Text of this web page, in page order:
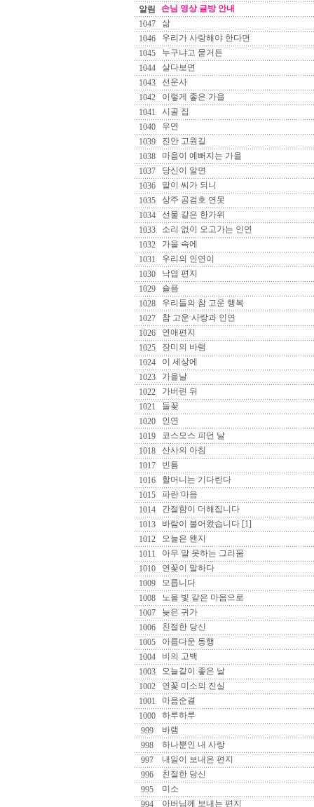
알림
손님 영상 글방 안내
1047
삶
1046
우리가 사랑해야 한다면
1045
누구냐고 묻거든
1044
살다보면
1043
선운사
1042
이렇게 좋은 가을
1041
시골 집
1040
우연
1039
진안 고원길
1038
마음이 예뻐지는 가을
1037
당신이 알면
1036
말이 씨가 되니
1035
상주 공검호 연못
1034
선물 같은 한가위
1033
소리 없이 오고가는 인연
1032
가을 속에
1031
우리의 인연이
1030
낙엽 편지
1029
슬픔
1028
우리들의 참 고운 행복
1027
참 고운 사랑과 인연
1026
연애편지
1025
장미의 바램
1024
이 세상에
1023
가을날
1022
가버린 뒤
1021
들꽃
1020
인연
1019
코스모스 피던 날
1018
산사의 아침
1017
빈틈
1016
할머니는 기다린다
1015
파란 마음
1014
간절함이 더해집니다
1013
바람이 불어왔습니다 [1]
1012
오늘은 왠지
1011
아무 말 못하는 그리움
1010
연꽃이 말하다
1009
모릅니다
1008
노을 빛 같은 마음으로
1007
늦은 귀가
1006
친절한 당신
1005
아름다운 동행
1004
비의 고백
1003
오늘같이 좋은 날
1002
연꽃 미소의 진실
1001
마음순결
1000
하루하루
999
바램
998
하나뿐인 내 사랑
997
내일이 보내온 편지
996
친절한 당신
995
미소
994
아버님께 보내는 편지